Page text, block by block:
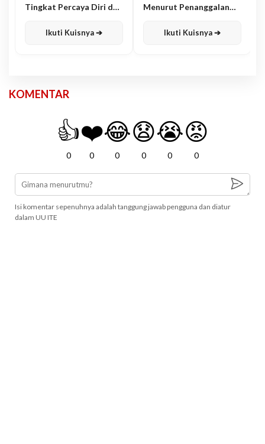
Tingkat Percaya Diri dan
Ikuti Kuisnya ➔
Menurut Penanggalan
Ikuti Kuisnya ➔
KOMENTAR
👍
0
❤️
0
😂
0
😧
0
😭
0
😡
0
Isi komentar sepenuhnya adalah tanggung jawab pengguna dan diatur
dalam UU ITE